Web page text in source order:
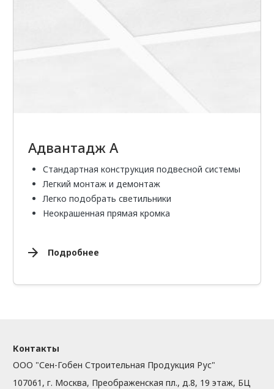
Адвантадж А
Стандартная конструкция подвесной системы
Легкий монтаж и демонтаж
Легко подобрать светильники
Неокрашенная прямая кромка
Подробнее
Контакты
ООО "Сен-Гобен Строительная Продукция Рус"
107061, г. Москва, Преображенская пл., д.8, 19 этаж, БЦ